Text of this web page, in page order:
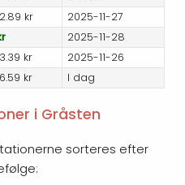
kr
2025-11-27
2025-11-28
kr
2025-11-26
kr I dag
i Gråsten
sorteres efter